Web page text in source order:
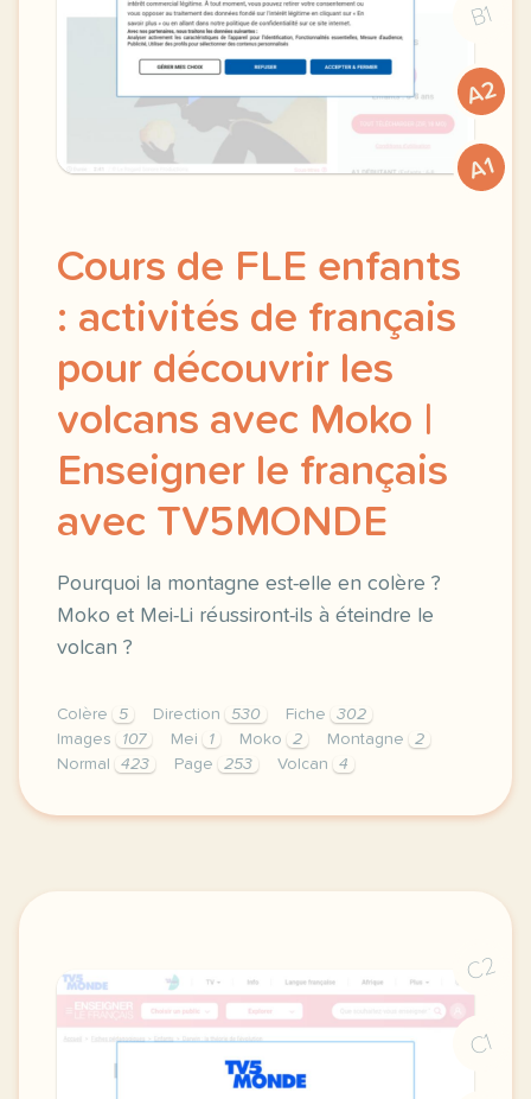
B1
A2
A1
Cours de FLE enfants
: activités de français
pour découvrir les
volcans avec Moko |
Enseigner le français
avec TV5MONDE
Pourquoi la montagne est-elle en colère ?
Moko et Mei-Li réussiront-ils à éteindre le
volcan ?
Colère 5 Direction 530 Fiche
302
Images
107 Mei 1 Moko 2 Montagne
2
Normal
423 Page 253 Volcan 4
didomi host didomi components button cursor
C2
C1